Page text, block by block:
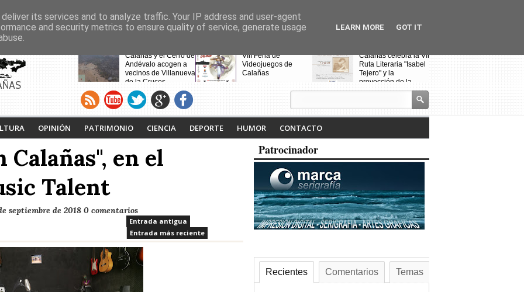
Festival de la lucha
contra el cáncer 2026
Calañas y el Cerro de
Andévalo acogen a
vecinos de Villanueva
de la Cruces
desalojados por el
incendio
VIII Feria de
Videojuegos de
Calañas
Calañas celebra la VII
Ruta Literaria "Isabel
Tejero" y la
proyección de la
pasada ruta
Noche Blanca
OPINIÓN PATRIMONIO CIENCIA DEPORTE HUMOR CONTACTO
en el
Talent
septiembre de 2018 0 comentarios
Entrada antigua
Entrada más reciente
Patrocinador
Recientes Comentarios Temas
its services and to analyze traffic. Your IP address and user-agent
and security metrics to ensure quality of service, generate usage
LEARN MORE GOT IT